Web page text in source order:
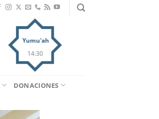
Yumu'ah
14:30
DONACIONES